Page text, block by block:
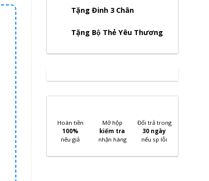
Tặng Đinh 3 Chân
Tặng Bộ Thẻ Yêu Thương
Hoàn tiền
100%
nếu giả
Mở hộp
kiểm tra
nhận hàng
Đổi trả trong
30 ngày
nếu sp lỗi